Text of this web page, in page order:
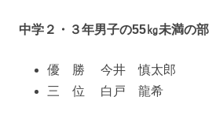
中学２・３年男子の55㎏未満の部
優 勝 今井 慎太郎
三 位 白戸 龍希